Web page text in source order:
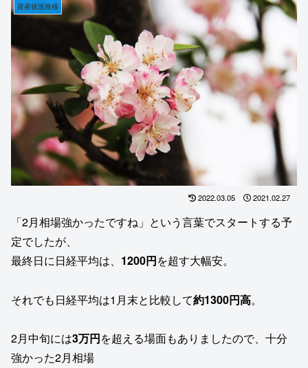
資産状況推移
2022.03.05 2021.02.27
「2月相場強かったですね」という言葉でスタートする予
定でしたが、
最終日に日経平均は、 1200円を超す大幅安。
それでも日経平均は1月末と比較して約1300円高。
2月中旬には3万円を超える場面もありましたので、十分
強かった2月相場